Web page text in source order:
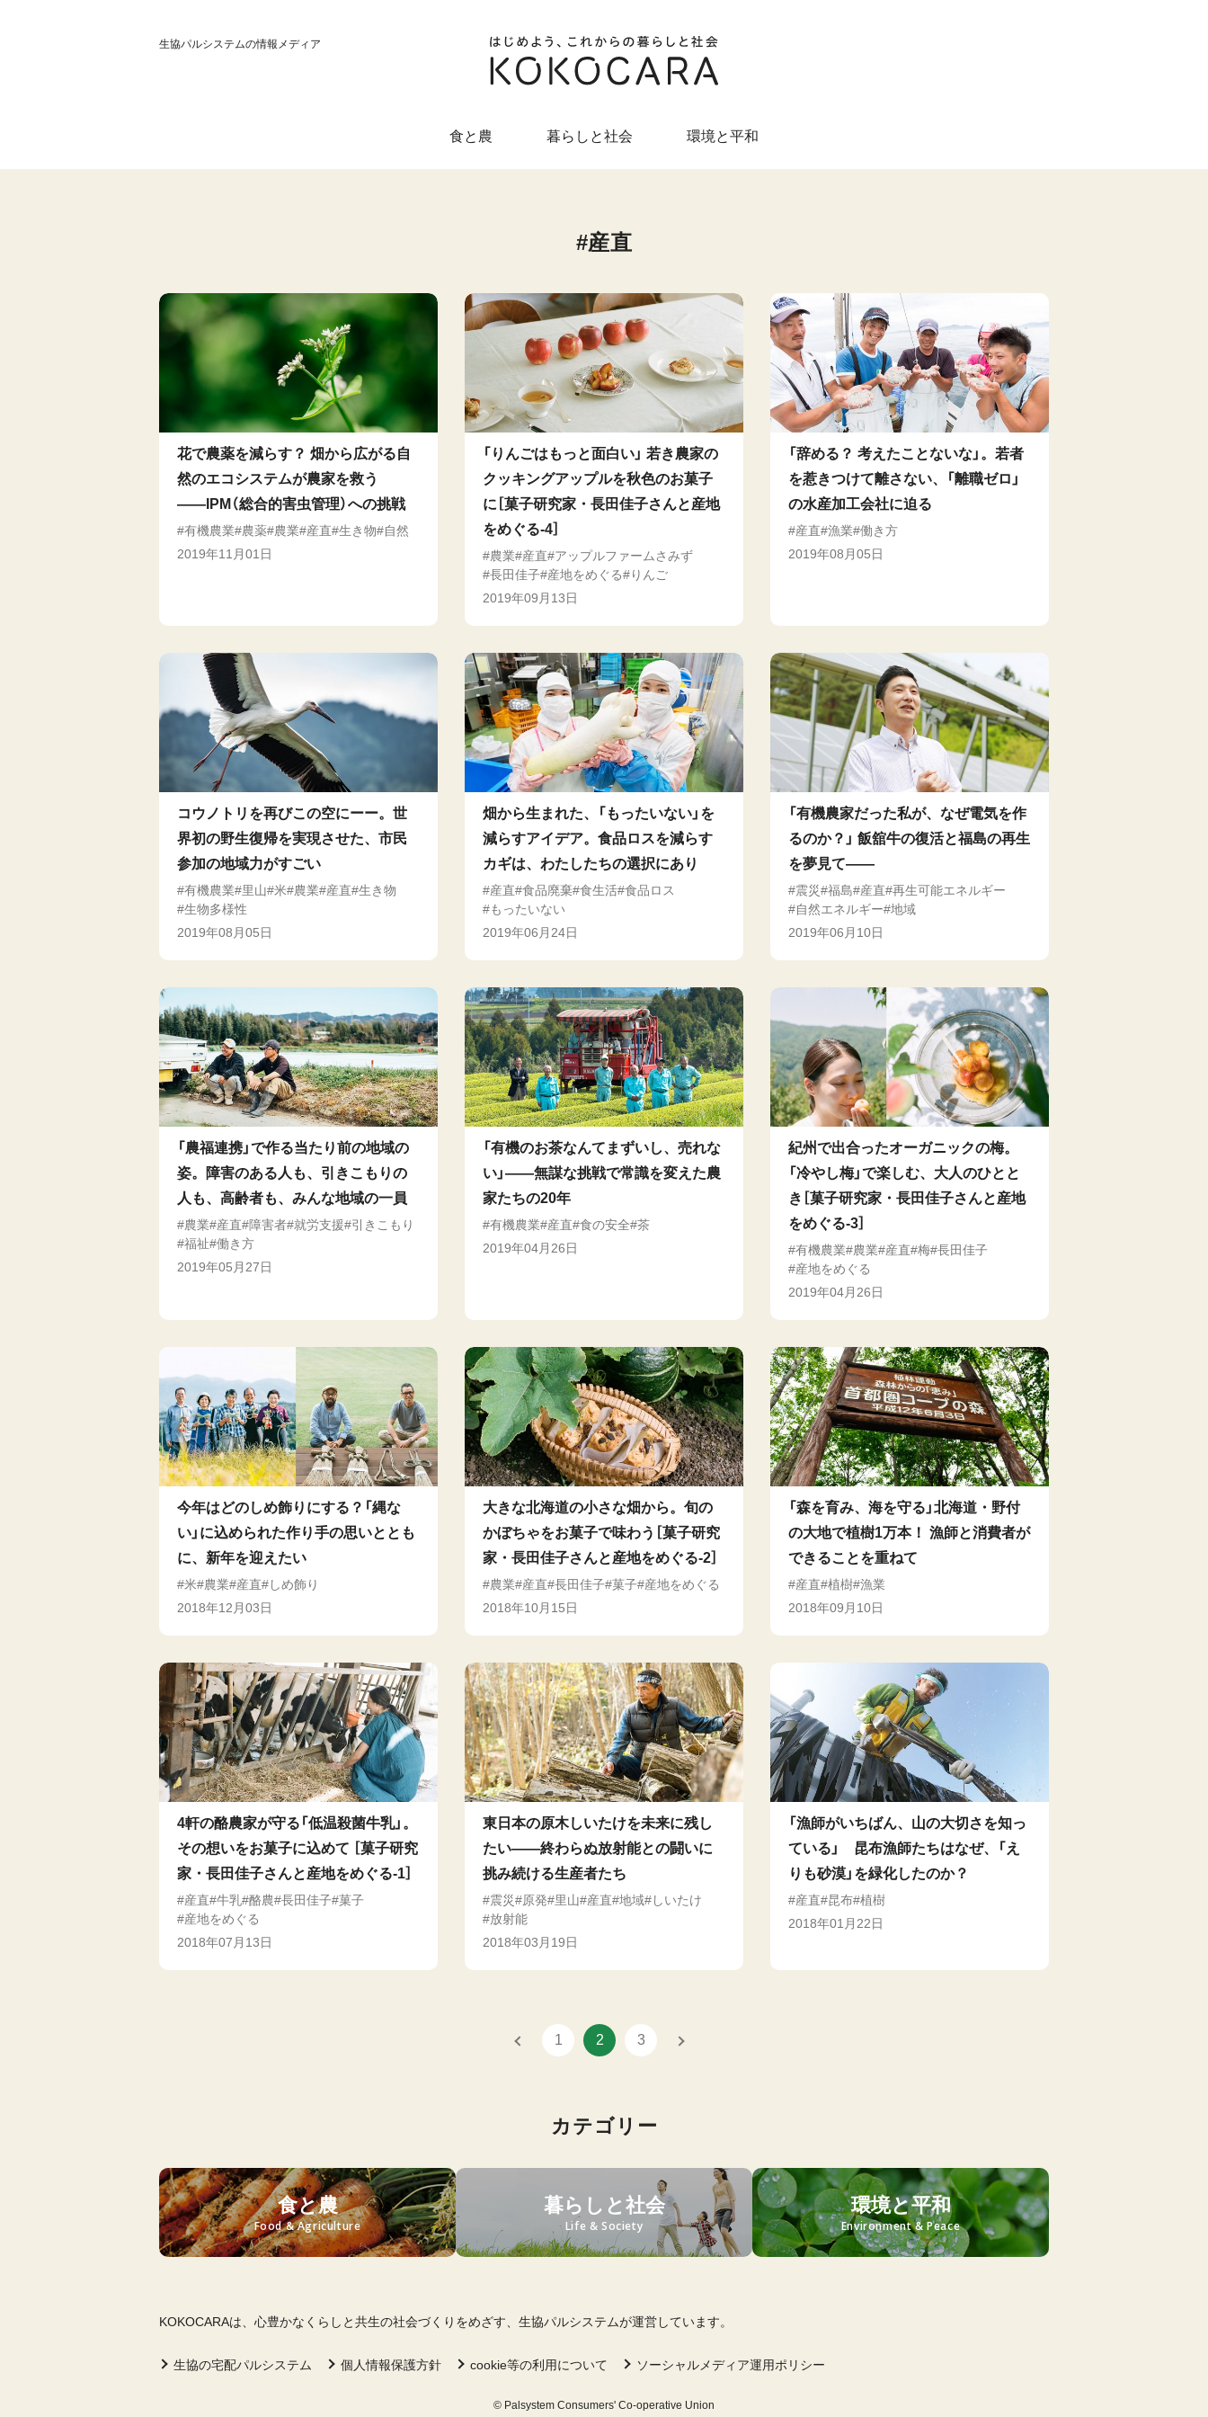
生協パルシステムの情報メディア
食と農 暮らしと社会 環境と平和
産直
花で農薬を減らす？ 畑から広がる自
然のエコシステムが農家を救う
――IPM（総合的害虫管理）への挑戦
有機農業 農薬 農業 産直 生き物
自然
2019年11月01日
「りんごはもっと面白い」 若き農家の
クッキングアップルを秋色のお菓子
に［菓子研究家・長田佳子さんと産地
をめぐる-4］
農業 産直
アップルファームさみず
長田佳子
産地をめぐる
りんご
2019年09月13日
「辞める？ 考えたことないな」。若者
を惹きつけて離さない、「離職ゼロ」
の水産加工会社に迫る
産直 漁業 働き方
2019年08月05日
コウノトリを再びこの空にーー。世
界初の野生復帰を実現させた、市民
参加の地域力がすごい
有機農業 里山 米 農業 産直 生き物
生物多様性
2019年08月05日
畑から生まれた、「もったいない」を
減らすアイデア。食品ロスを減らす
カギは、わたしたちの選択にあり
産直 食品廃棄 食生活 食品ロス
もったいない
2019年06月24日
「有機農家だった私が、なぜ電気を作
るのか？」 飯舘牛の復活と福島の再生
を夢見て――
震災 福島 産直 再生可能エネルギー
自然エネルギー 地域
2019年06月10日
「農福連携」で作る当たり前の地域の
姿。障害のある人も、引きこもりの
人も、高齢者も、みんな地域の一員
農業 産直 障害者 就労支援
引きこもり
福祉 働き方
2019年05月27日
「有機のお茶なんてまずいし、売れな
い」――無謀な挑戦で常識を変えた農
家たちの20年
有機農業 産直 食の安全 茶
2019年04月26日
紀州で出合ったオーガニックの梅。
「冷やし梅」で楽しむ、大人のひとと
き［菓子研究家・長田佳子さんと産地
をめぐる-3］
有機農業 農業 産直 梅 長田佳子
産地をめぐる
2019年04月26日
今年はどのしめ飾りにする？「縄な
い」に込められた作り手の思いととも
に、新年を迎えたい
米 農業 産直
しめ飾り
2018年12月03日
大きな北海道の小さな畑から。旬の
かぼちゃをお菓子で味わう［菓子研究
家・長田佳子さんと産地をめぐる-2］
農業 産直 長田佳子 菓子
産地をめぐる
2018年10月15日
「森を育み、海を守る」北海道・野付
の大地で植樹1万本！ 漁師と消費者が
できることを重ねて
産直 植樹 漁業
2018年09月10日
4軒の酪農家が守る「低温殺菌牛乳」。
その想いをお菓子に込めて ［菓子研究
家・長田佳子さんと産地をめぐる-1］
産直 牛乳 酪農 長田佳子 菓子
産地をめぐる
2018年07月13日
東日本の原木しいたけを未来に残し
たい――終わらぬ放射能との闘いに
挑み続ける生産者たち
震災 原発 里山 産直 地域
しいたけ
放射能
2018年03月19日
「漁師がいちばん、山の大切さを知っ
ている」 昆布漁師たちはなぜ、「え
りも砂漠」を緑化したのか？
産直 昆布 植樹
2018年01月22日
1 2 3
カテゴリー
食と農
Food & Agriculture
暮らしと社会
Life & Society
環境と平和
Environment & Peace
KOKOCARAは、心豊かなくらしと共生の社会づくりをめざす、生協パルシステムが運営しています。
生協の宅配パルシステム 個人情報保護方針 cookie等の利用について ソーシャルメディア運用ポリシー
© Palsystem Consumers' Co-operative Union